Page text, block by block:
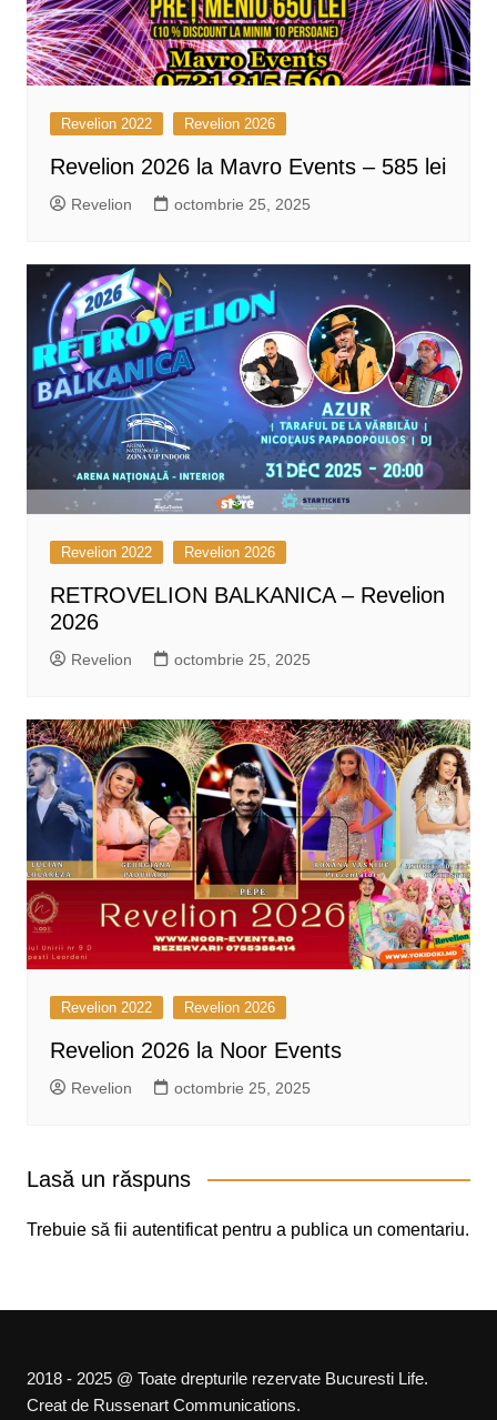
Revelion 2022 Revelion 2026
Revelion 2026 la Mavro Events – 585 lei
Revelion octombrie 25, 2025
Revelion 2022 Revelion 2026
RETROVELION BALKANICA – Revelion
2026
Revelion octombrie 25, 2025
Revelion 2022 Revelion 2026
Revelion 2026 la Noor Events
Revelion octombrie 25, 2025
Lasă un răspuns
Trebuie să fii autentificatpentru a publica un comentariu.
2018 - 2025 @ Toate drepturile rezervate Bucuresti Life.
Creat de Russenart Communications.